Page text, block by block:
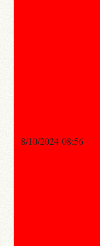
8/10/2024 08:56